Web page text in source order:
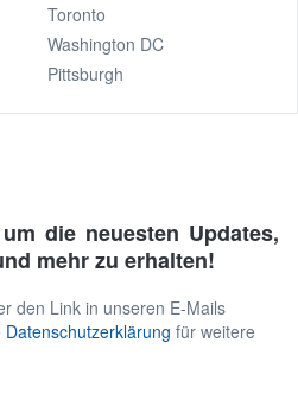
Toronto
Washington DC
Pittsburgh
die neuesten Updates,
mehr zu erhalten!
den Link in unseren E-Mails
Datenschutzerklärung für weitere